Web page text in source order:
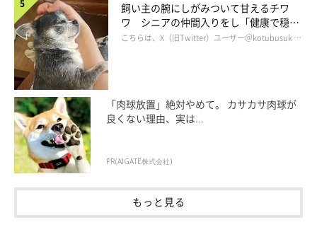
飼い主の腕にしがみついて甘えるチワ
ワ シニアの仲間入りをし「健康で穏や
かな暮らしが続いてほしい」と願う
こちらは、X（旧Twitter）ユーザー＠kotubusuk …
「肉球放置」絶対やめて。 カサカサ肉球が
良くない理由、実は...
PR(AIGATE株式会社)
もっと見る